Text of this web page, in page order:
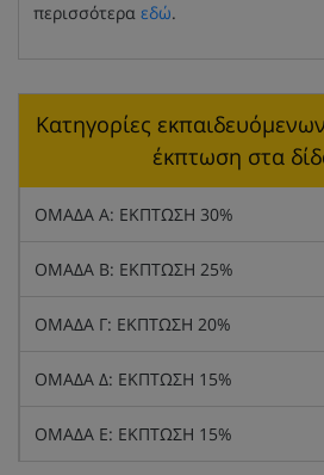
περισσότερα εδώ.
Κατηγορίες
έκπτωση στα
ΟΜΑΔΑ Α: ΕΚΠΤΩΣΗ 30%
ΟΜΑΔΑ Β: ΕΚΠΤΩΣΗ 25%
ΟΜΑΔΑ Γ: ΕΚΠΤΩΣΗ 20%
ΟΜΑΔΑ Δ: ΕΚΠΤΩΣΗ 15%
ΟΜΑΔΑ Ε: ΕΚΠΤΩΣΗ 15%